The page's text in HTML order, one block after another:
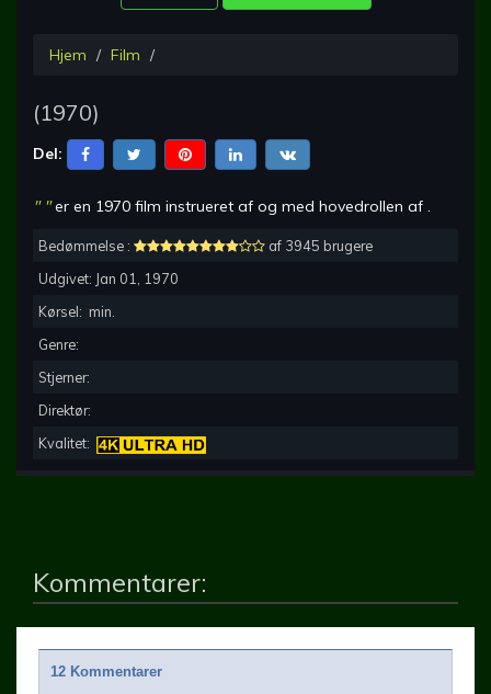
Hjem Film
(1970)
Del:
" "er en 1970 film instrueret af og med hovedrollen af .
Bedømmelse :
af 3945 brugere
Udgivet: Jan 01, 1970
Kørsel: min.
Genre:
Stjerner:
Direktør:
Kvalitet:
Kommentarer:
12 Kommentarer